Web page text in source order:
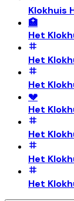
Klokhuis
🏥
Het
Het
Het
💔
Het
Het
Het
Het